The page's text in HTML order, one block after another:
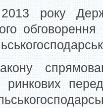
року
ринкових